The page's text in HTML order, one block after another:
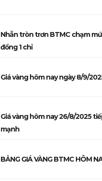
Nhẫn tròn trơn BTMC chạm
đồng 1 chỉ
Giá vàng hôm nay ngày 8/9/
Giá vàng hôm nay 26/8/2025
mạnh
BẢNG GIÁ VÀNG BTMC HÔM